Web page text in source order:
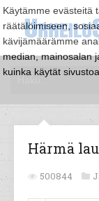
Käytämme evästeitä
räätälöimiseen,
kävijämäärämme
median, mainosalan
kuinka käytät
Härmä
500844